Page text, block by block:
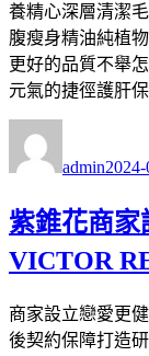
養精心深層清潔
腹瘦身精油純植
更好的品質不舉
元氣的捷徑護肝
者
admin佈
期:
2024-
紫錐花商家
VICTOR
商家設立戀愛更
後契約保障打造